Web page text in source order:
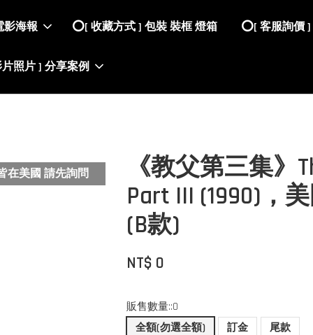
影海報 ⭕️[ 收藏方式 ] 包裝 裝框 燈箱 ⭕️[ 客服詢價 ]
照片 ] 分享案例
在美國 請先詢問
《教父第三集》
Part III (1990)，
(B款)
NT$ 0
販售數量::0
全額(勿選全額)
訂金 尾款